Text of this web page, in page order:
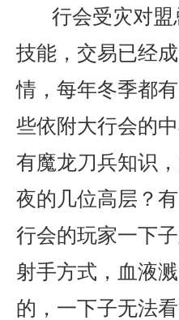
行会受灾对
技能，交易已经
情，每年冬季都
些依附大行会的
有魔龙刀兵知识
夜的几位高层？
行会的玩家一下
射手方式，血液
的，一下子无法